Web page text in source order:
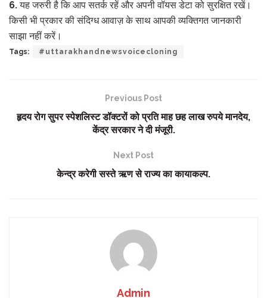
6. यह जरुरी है कि आप सतर्क रहें और अपनी वॉयस डेटा को सुरक्षित रखें।
किसी भी प्रकार की संदिग्ध आवाज़ के साथ आपकी व्यक्तिगत जानकारी
साझा नहीं करें।
Tags: #uttarakhandnewsvoicecloning
Previous Post
हृदय रोग सुपर स्पेशलिस्ट डॉक्टरों को प्रति माह छह लाख रुपये मानदेय,
केंद्र सरकार ने दी मंजूरी.
Next Post
केन्द्र करेगी सस्ते ऋण से राज्य का कायाकल्प.
Admin